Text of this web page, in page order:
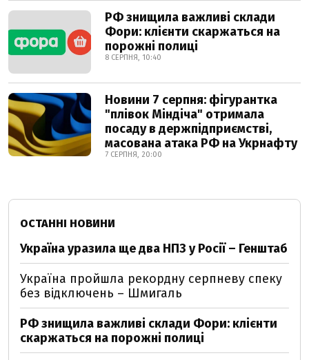
РФ знищила важливі склади
Фори: клієнти скаржаться на
порожні полиці
8 СЕРПНЯ, 10:40
Новини 7 серпня: фігурантка
"плівок Міндіча" отримала
посаду в держпідприємстві,
масована атака РФ на Укрнафту
7 СЕРПНЯ, 20:00
ОСТАННІ НОВИНИ
Україна уразила ще два НПЗ у Росії – Генштаб
Україна пройшла рекордну серпневу спеку
без відключень – Шмигаль
РФ знищила важливі склади Фори: клієнти
скаржаться на порожні полиці